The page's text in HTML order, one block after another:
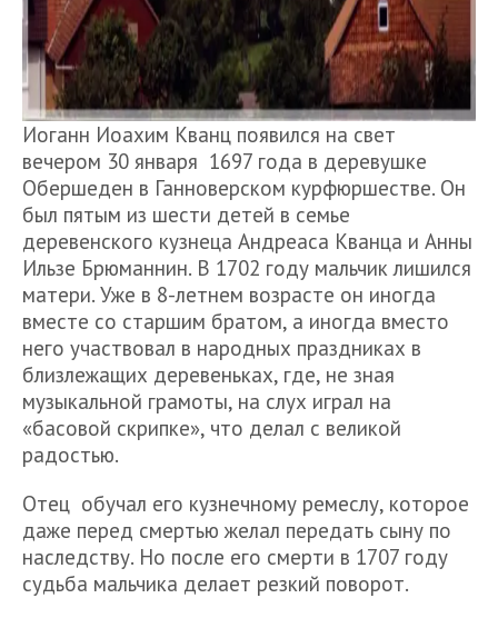
Иоганн Иоахим Кванц появился на свет
вечером 30 января 1697 года в деревушке
Обершеден в Ганноверском курфюршестве. Он
был пятым из шести детей в семье
деревенского кузнеца Андреаса Кванца и Анны
Ильзе Брюманнин. В 1702 году мальчик лишился
матери. Уже в 8-летнем возрасте он иногда
вместе со старшим братом, а иногда вместо
него участвовал в народных праздниках в
близлежащих деревеньках, где, не зная
музыкальной грамоты, на слух играл на
«басовой скрипке», что делал с великой
радостью.
Отец обучал его кузнечному ремеслу, которое
даже перед смертью желал передать сыну по
наследству. Но после его смерти в 1707 году
судьба мальчика делает резкий поворот.